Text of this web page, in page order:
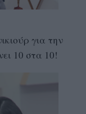
για την
10 στα 10!